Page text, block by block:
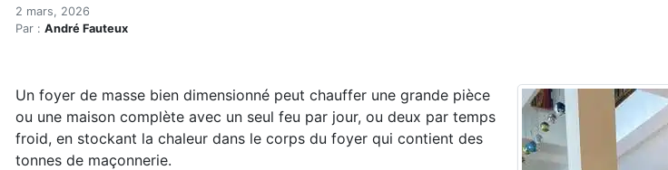
Accueil
En kiosque!
Un foyer de masse québécois jusqu'à 30 %
2 mars, 2026
Par : André Fauteux
Un foyer de masse bien dimensionné peut chauffer une grande pièce
ou une maison complète avec un seul feu par jour, ou deux par temps
froid, en stockant la chaleur dans le corps du foyer qui contient des
tonnes de maçonnerie.